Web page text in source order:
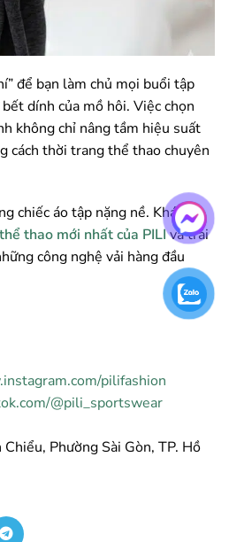
để bạn làm chủ mọi buổi tập
dính của mồ hôi. Việc chọn
không chỉ nâng tầm hiệu suất
cách thời trang thể thao chuyên
chiếc áo tập nặng nề. Khám
thao mới nhất của PILIvà trải
công nghệ vải hàng đầu
pilifashion
@pili_sportswear
Phường Sài Gòn, TP. Hồ